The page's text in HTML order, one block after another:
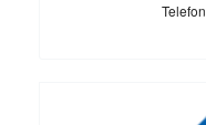
Telefon